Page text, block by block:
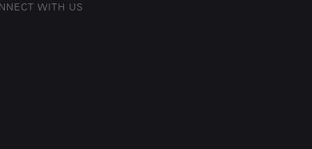
WITH US